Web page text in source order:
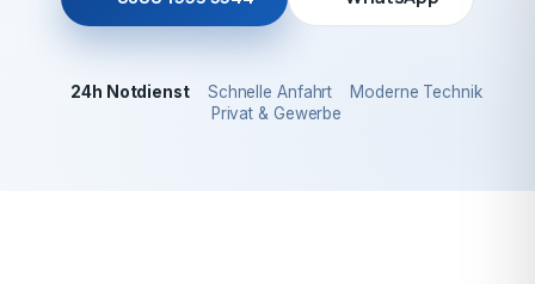
24h Notdienst Schnelle Anfahrt
Moderne Technik
Privat & Gewerbe